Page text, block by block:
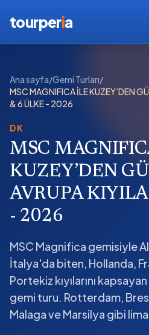
tourperia
Ana sayfa/Gemi Turları/
MSC MAGNIFICA İLE KUZEY’DEN
& 6 ÜLKE - 2026
DK
MSC
KUZEY’DEN
AVRUPA
- 2026
MSC Magnifica gemisiyle
İtalya'da biten, Hollanda,
Portekiz kıyılarını
gemi turu. Rotterdam,
Malaga ve Marsilya gibi